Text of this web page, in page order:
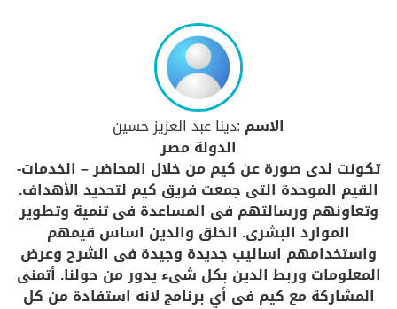
الاسم :دينا عبد العزيز حسين
الدولة مصر
تكونت لدى صورة عن كيم من خلال المحاضر – الخدمات-
القيم الموحدة التى جمعت فريق كيم لتحديد الأهداف.
وتعاونهم ورسالتهم فى المساعدة فى تنمية وتطوير
الموارد البشرى. الخلق والدين اساس قيمهم
واستخدامهم اساليب جديدة وجيدة فى الشرح وعرض
المعلومات وربط الدين بكل شىء يدور من حولنا. أتمنى
المشاركة مع كيم فى أي برنامج لانه استفادة من كل